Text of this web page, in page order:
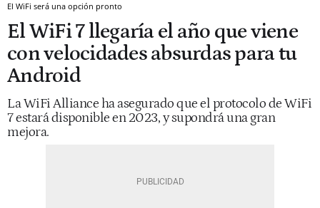
El WiFi será una opción pronto
El WiFi 7 llegaría el año que viene
con velocidades absurdas para tu
Android
La WiFi Alliance ha asegurado que el protocolo de WiFi
7 estará disponible en 2023, y supondrá una gran
mejora.